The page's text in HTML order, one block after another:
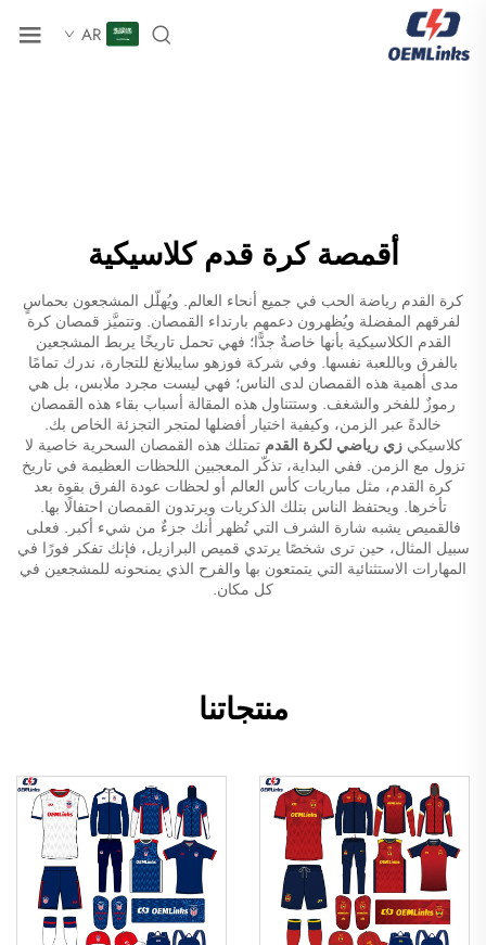
AR
أقمصة كرة قدم كلاسيكية
كرة القدم رياضة الحب في جميع أنحاء العالم. ويُهلّل المشجعون بحماسٍ
لفرقهم المفضلة ويُظهرون دعمهم بارتداء القمصان. وتتميَّز قمصان كرة
القدم الكلاسيكية بأنها خاصةٌ جدًّا؛ فهي تحمل تاريخًا يربط المشجعين
بالفرق وباللعبة نفسها. وفي شركة فوزهو سايبلانغ للتجارة، ندرك تمامًا
مدى أهمية هذه القمصان لدى الناس؛ فهي ليست مجرد ملابس، بل هي
رموزٌ للفخر والشغف. وستتناول هذه المقالة أسباب بقاء هذه القمصان
خالدةً عبر الزمن، وكيفية اختيار أفضلها لمتجر التجزئة الخاص بك.
كلاسيكيزي رياضي لكرة القدمتمتلك هذه القمصان السحرية خاصية لا
تزول مع الزمن. ففي البداية، تذكّر المعجبين اللحظات العظيمة في تاريخ
كرة القدم، مثل مباريات كأس العالم أو لحظات عودة الفرق بقوة بعد
تأخرها. ويحتفظ الناس بتلك الذكريات ويرتدون القمصان احتفالًا بها.
فالقميص يشبه شارة الشرف التي تُظهر أنك جزءٌ من شيء أكبر. فعلى
سبيل المثال، حين ترى شخصًا يرتدي قميص البرازيل، فإنك تفكر فورًا في
المهارات الاستثنائية التي يتمتعون بها والفرح الذي يمنحونه للمشجعين في
كل مكان.
منتجاتنا